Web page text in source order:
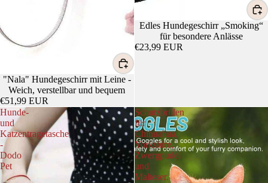
"Nala" Hundegeschirr mit Leine -
Weich, verstellbar und bequem
€51,99 EUR
Edles Hundegeschirr „Smoking“
für besondere Anlässe
€23,99 EUR
Hunde-
und
Katzentragetasche
-
Dodo
Pet
Schutzbrillen
für
Chihuahua,
Yorkshire,
Zwergpudel
und
Malteser.